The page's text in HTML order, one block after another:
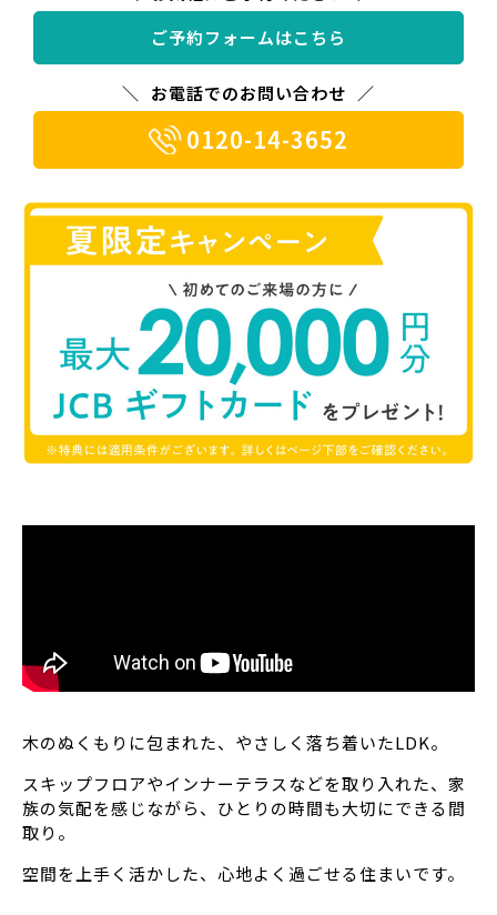
ご予約フォームはこちら
お電話でのお問い合わせ
0120-14-3652
木のぬくもりに包まれた、やさしく落ち着いたLDK。
スキップフロアやインナーテラスなどを取り入れた、家
族の気配を感じながら、ひとりの時間も大切にできる間
取り。
空間を上手く活かした、心地よく過ごせる住まいです。